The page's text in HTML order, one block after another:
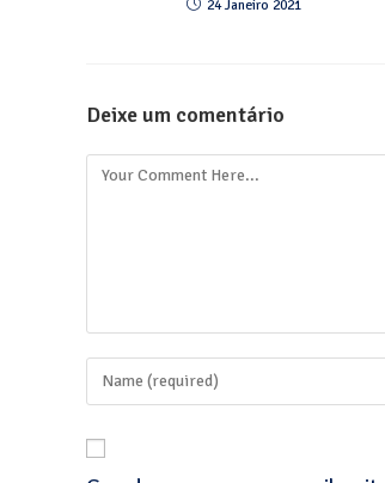
24 Janeiro 2021
Deixe um comentário